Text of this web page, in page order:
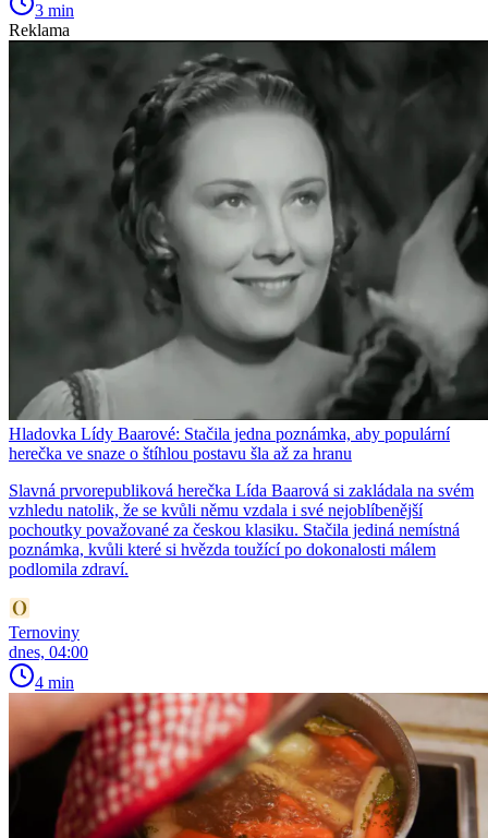
3 min
Reklama
Hladovka Lídy Baarové: Stačila jedna poznámka, aby populární
herečka ve snaze o štíhlou postavu šla až za hranu
Slavná prvorepubliková herečka Lída Baarová si zakládala na svém
vzhledu natolik, že se kvůli němu vzdala i své nejoblíbenější
pochoutky považované za českou klasiku. Stačila jediná nemístná
poznámka, kvůli které si hvězda toužící po dokonalosti málem
podlomila zdraví.
Ternoviny
dnes, 04:00
4 min